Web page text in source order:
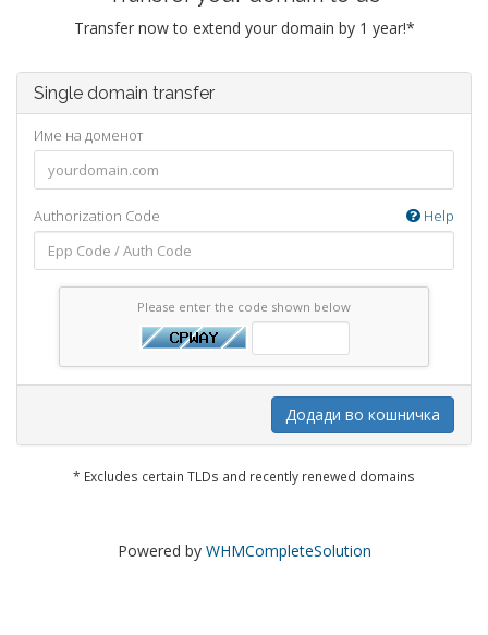
Transfer now to extend your domain by 1 year!*
Single domain transfer
Име на доменот
Authorization Code Help
Please enter the code shown below
Додади во кошничка
* Excludes certain TLDs and recently renewed domains
Powered by WHMCompleteSolution